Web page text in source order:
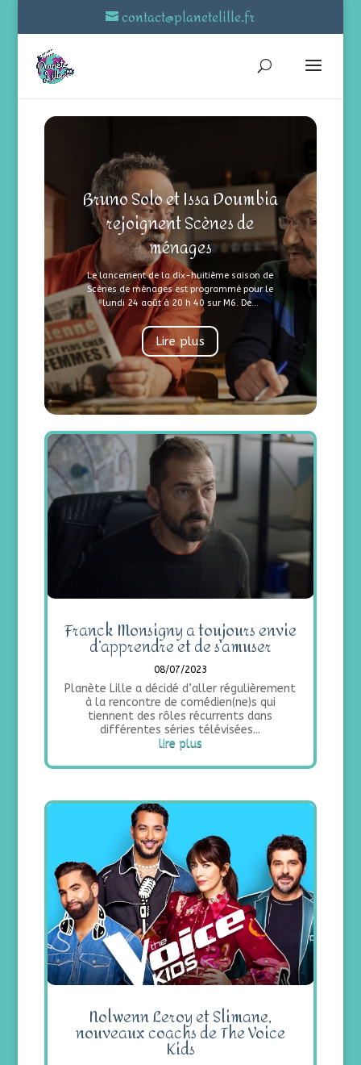
contact@planetelille.fr
Bruno Solo et Issa Doumbia
rejoignent Scènes de
ménages
Le lancement de la dix-huitième saison de
Scènes de ménages est programmé pour le
lundi 24 août à 20 h 40 sur M6. De...
Lire plus
Franck Monsigny a toujours envie
d’apprendre et de s’amuser
08/07/2023
Planète Lille a décidé d’aller régulièrement
à la rencontre de comédien(ne)s qui
tiennent des rôles récurrents dans
différentes séries télévisées...
lire plus
Nolwenn Leroy et Slimane,
nouveaux coachs de The Voice
Kids